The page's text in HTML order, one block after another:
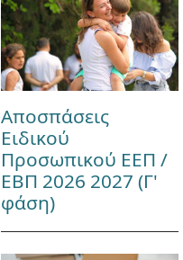
Αποσπάσεις
Ειδικού
Προσωπικού ΕΕΠ /
ΕΒΠ 2026 2027 (Γ'
φάση)